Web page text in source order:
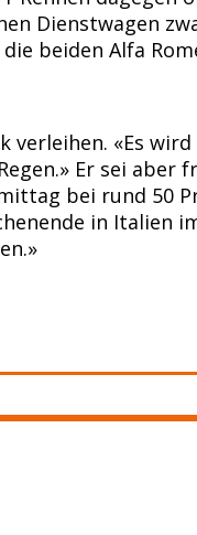
Dienstwagen
beiden Alfa
«Es
Er sei aber
bei rund 50
in Italien